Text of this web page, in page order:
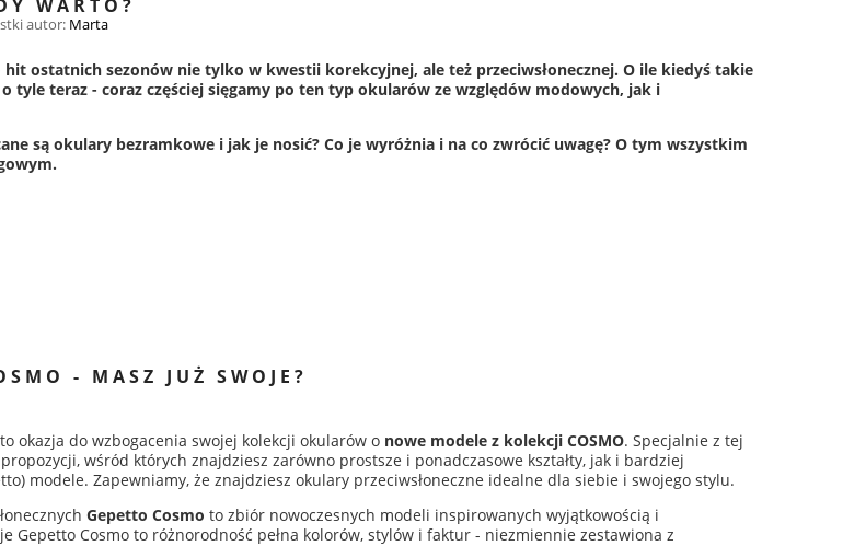
WARTO?
autor: Marta
ostatnich sezonów nie tylko w kwestii korekcyjnej, ale też przeciwsłonecznej. O ile kiedyś takie
tyle teraz - coraz częściej sięgamy po ten typ okularów ze względów modowych, jak i
są okulary bezramkowe i jak je nosić? Co je wyróżnia i na co zwrócić uwagę? O tym wszystkim
- MASZ JUŻ SWOJE?
okazja do wzbogacenia swojej kolekcji okularów o nowe modele z kolekcji COSMO. Specjalnie z tej
wśród których znajdziesz zarówno prostsze i ponadczasowe kształty, jak i bardziej
modele. Zapewniamy, że znajdziesz okulary przeciwsłoneczne idealne dla siebie i swojego stylu.
Gepetto Cosmo to zbiór nowoczesnych modeli inspirowanych wyjątkowością i
Gepetto Cosmo to różnorodność pełna kolorów, stylów i faktur - niezmiennie zestawiona z